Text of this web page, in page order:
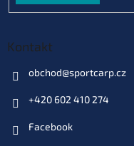
Kontakt
obchod@sportcarp.cz
+420 602 410 274
Facebook